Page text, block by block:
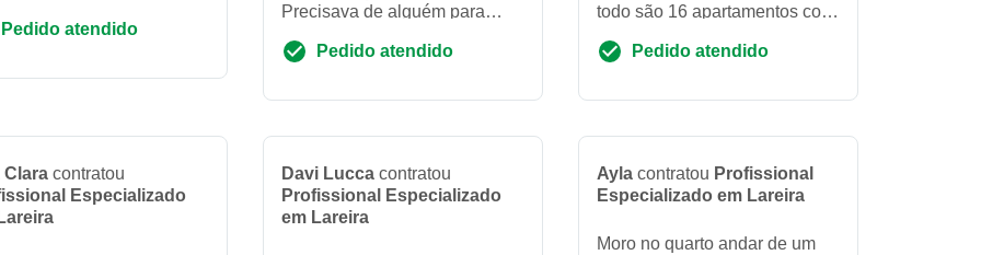
manutenção para as
Pedido atendido
Precisava de alguém para
entender se preciso trocar/dar
Pedido atendido
todo são 16 apartamentos com
Pedido atendido
Clara contratou
Especializado
Davi Lucca contratou
Profissional Especializado
em Lareira
Ayla contratou Profissional
Especializado em Lareira
Moro no quarto andar de um